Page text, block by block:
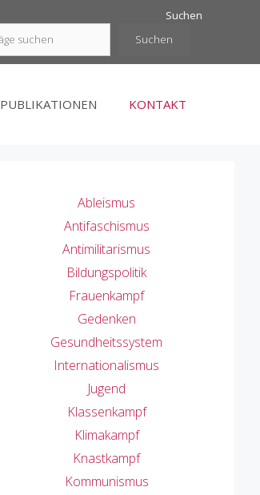
Suchen
Suchen
PUBLIKATIONEN KONTAKT
Ableismus
Antifaschismus
Antimilitarismus
Bildungspolitik
Frauenkampf
Gedenken
Gesundheitssystem
Internationalismus
Jugend
Klassenkampf
Klimakampf
Knastkampf
Kommunismus